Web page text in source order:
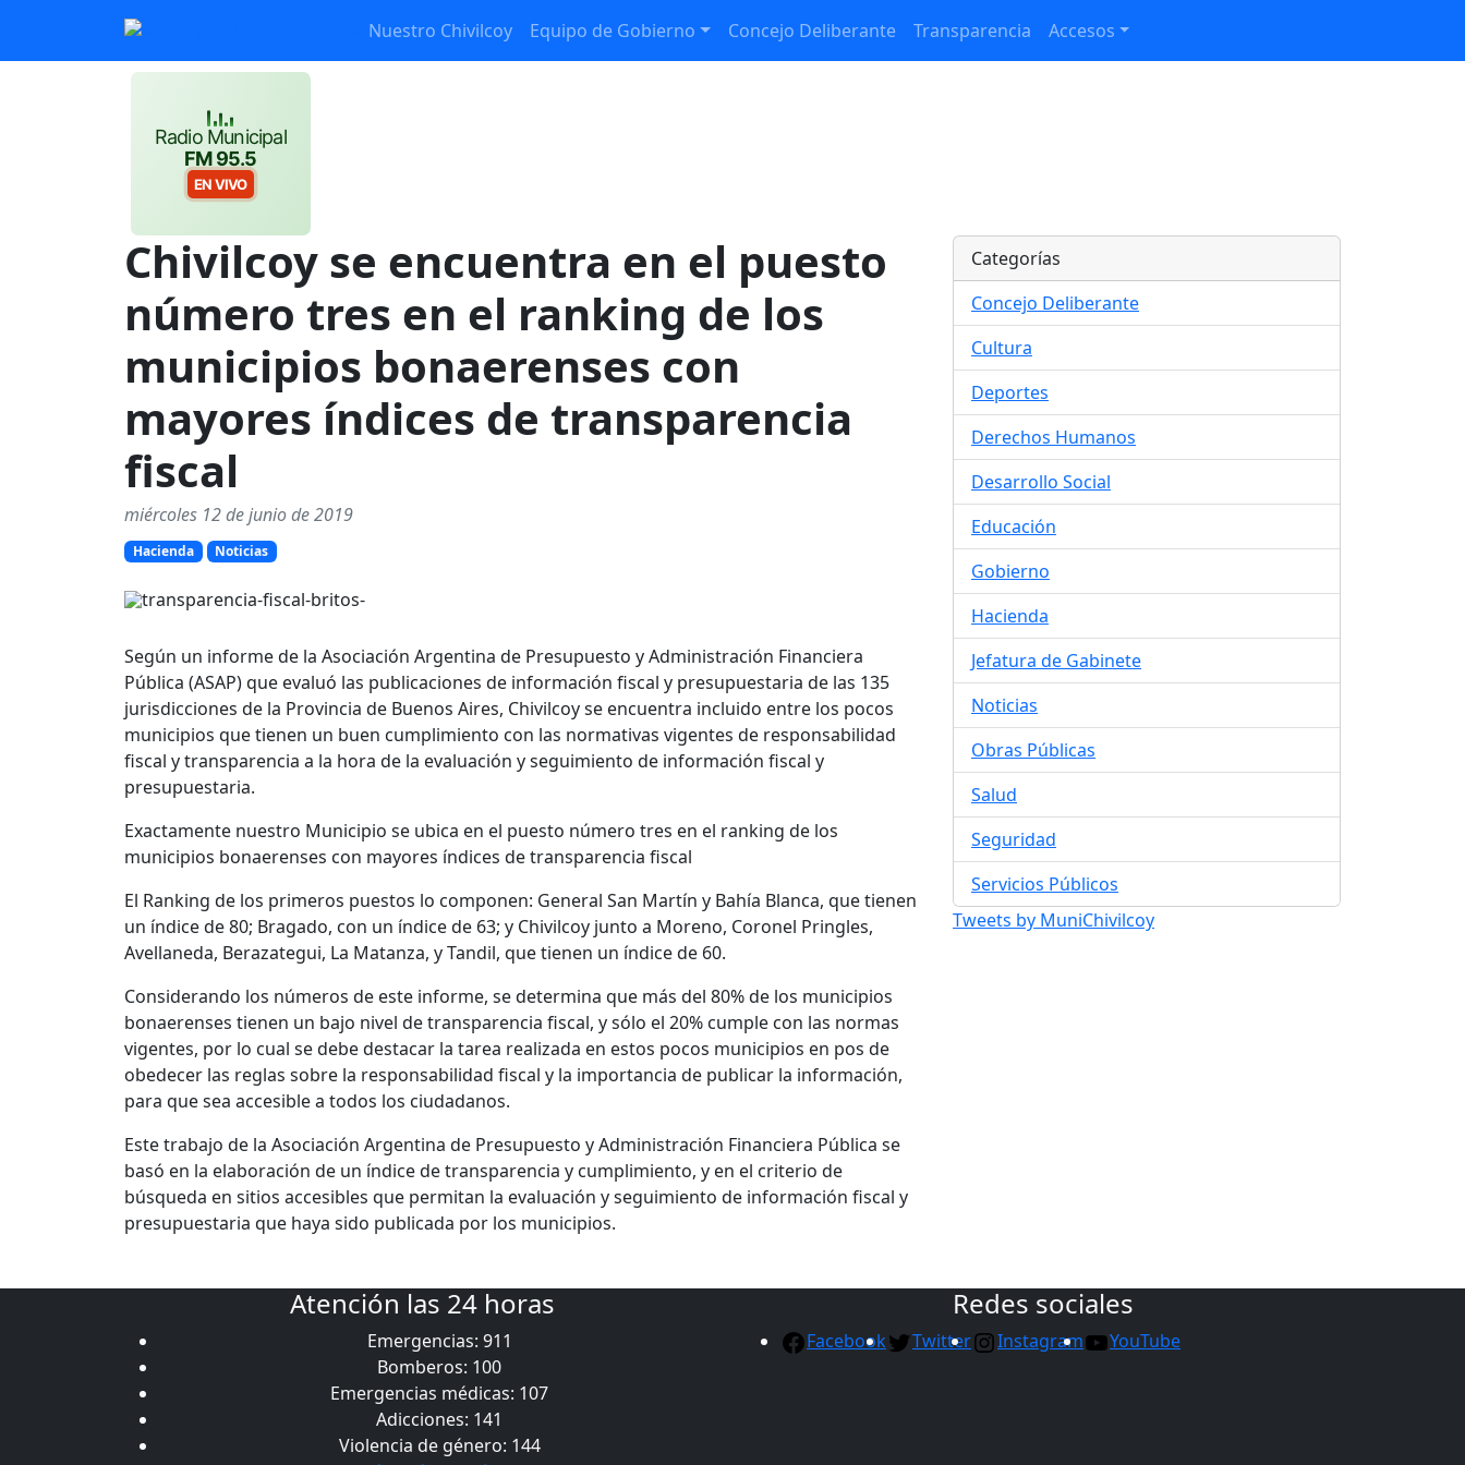
Nuestro Chivilcoy Equipo de Gobierno Concejo Deliberante Transparencia Accesos
Radio Municipal
FM 95.5
EN VIVO
Chivilcoy se encuentra en el puesto
número tres en el ranking de los
municipios bonaerenses con
mayores índices de transparencia
fiscal
miércoles 12 de junio de 2019
Hacienda Noticias
Según un informe de la Asociación Argentina de Presupuesto y Administración Financiera
Pública (ASAP) que evaluó las publicaciones de información fiscal y presupuestaria de las 135
jurisdicciones de la Provincia de Buenos Aires, Chivilcoy se encuentra incluido entre los pocos
municipios que tienen un buen cumplimiento con las normativas vigentes de responsabilidad
fiscal y transparencia a la hora de la evaluación y seguimiento de información fiscal y
presupuestaria.
Exactamente nuestro Municipio se ubica en el puesto número tres en el ranking de los
municipios bonaerenses con mayores índices de transparencia fiscal
El Ranking de los primeros puestos lo componen: General San Martín y Bahía Blanca, que tienen
un índice de 80; Bragado, con un índice de 63; y Chivilcoy junto a Moreno, Coronel Pringles,
Avellaneda, Berazategui, La Matanza, y Tandil, que tienen un índice de 60.
Considerando los números de este informe, se determina que más del 80% de los municipios
bonaerenses tienen un bajo nivel de transparencia fiscal, y sólo el 20% cumple con las normas
vigentes, por lo cual se debe destacar la tarea realizada en estos pocos municipios en pos de
obedecer las reglas sobre la responsabilidad fiscal y la importancia de publicar la información,
para que sea accesible a todos los ciudadanos.
Este trabajo de la Asociación Argentina de Presupuesto y Administración Financiera Pública se
basó en la elaboración de un índice de transparencia y cumplimiento, y en el criterio de
búsqueda en sitios accesibles que permitan la evaluación y seguimiento de información fiscal y
presupuestaria que haya sido publicada por los municipios.
Categorías
Concejo Deliberante
Cultura
Deportes
Derechos Humanos
Desarrollo Social
Educación
Gobierno
Hacienda
Jefatura de Gabinete
Noticias
Obras Públicas
Salud
Seguridad
Servicios Públicos
Tweets by MuniChivilcoy
Atención las 24 horas
Emergencias: 911
Bomberos: 100
Emergencias médicas: 107
Adicciones: 141
Violencia de género: 144
Redes sociales
Facebook Twitter Instagram YouTube